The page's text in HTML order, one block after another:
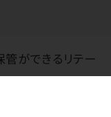
ができるリテー